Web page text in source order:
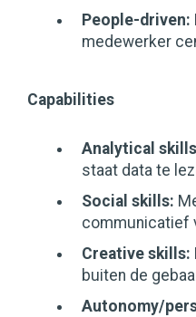
People-driven:
medewerker
Capabilities
Analytical
staat data te
Social skills:
communicatief
Creative skills:
buiten de
Autonomy/